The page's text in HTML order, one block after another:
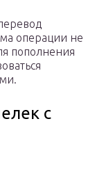
операции не
пополнения
с